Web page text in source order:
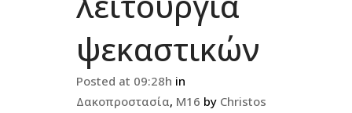
ψεκαστικών
Posted at 09:28h in
Δακοπροστασία, Μ16 by Christos